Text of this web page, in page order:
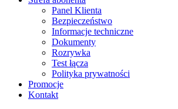
Panel Klienta
Bezpieczeństwo
Informacje techniczne
Dokumenty
Rozrywka
Test łącza
Polityka prywatności
Promocje
Kontakt